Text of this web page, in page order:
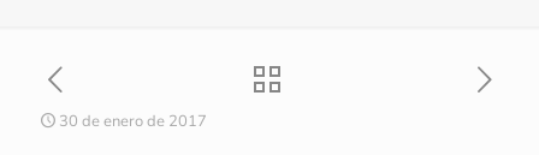
30 de enero de 2017